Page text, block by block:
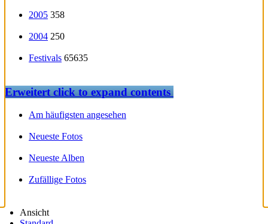
2005 358
2004 250
Festivals 65635
Erweitertclick to expand contents
Am häufigsten angesehen
Neueste Fotos
Neueste Alben
Zufällige Fotos
Ansicht